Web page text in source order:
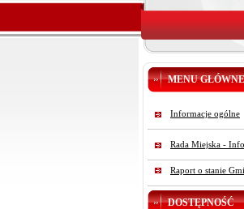
MENU GŁÓWNE
Informacje ogólne
Rada Miejska -
Raport o stanie
DOSTĘPNOŚĆ